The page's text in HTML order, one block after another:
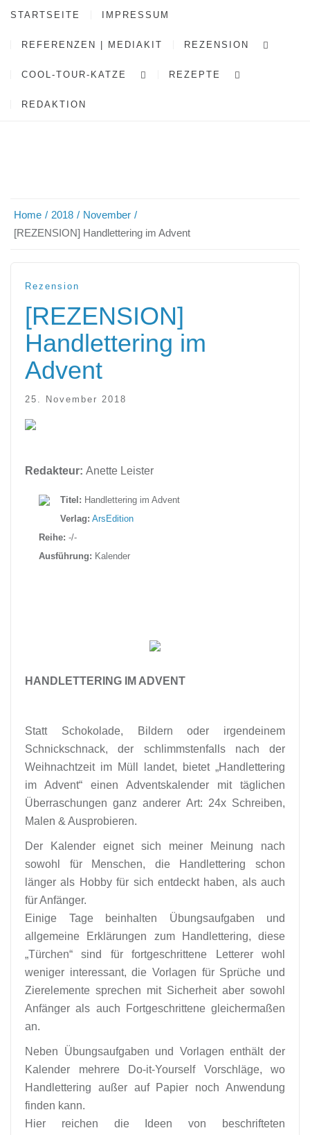
STARTSEITE IMPRESSUM
REFERENZEN | MEDIAKIT REZENSION
COOL-TOUR-KATZE REZEPTE
REDAKTION
Home 2018
November
[REZENSION] Handlettering im Advent
Rezension
[REZENSION]
Handlettering im
Advent
25. November 2018
Redakteur: Anette Leister
Titel: Handlettering im Advent
Verlag: ArsEdition
Reihe: -/-
Ausführung: Kalender
HANDLETTERING IM ADVENT
Statt Schokolade, Bildern oder irgendeinem
Schnickschnack, der schlimmstenfalls nach der
Weihnachtzeit im Müll landet, bietet „Handlettering
im Advent“ einen Adventskalender mit täglichen
Überraschungen ganz anderer Art: 24x Schreiben,
Malen & Ausprobieren.
Der Kalender eignet sich meiner Meinung nach
sowohl für Menschen, die Handlettering schon
länger als Hobby für sich entdeckt haben, als auch
für Anfänger.
Einige Tage beinhalten Übungsaufgaben und
allgemeine Erklärungen zum Handlettering, diese
„Türchen“ sind für fortgeschrittene Letterer wohl
weniger interessant, die Vorlagen für Sprüche und
Zierelemente sprechen mit Sicherheit aber sowohl
Anfänger als auch Fortgeschrittene gleichermaßen
an.
Neben Übungsaufgaben und Vorlagen enthält der
Kalender mehrere Do-it-Yourself Vorschläge, wo
Handlettering außer auf Papier noch Anwendung
finden kann.
Hier reichen die Ideen von beschrifteten